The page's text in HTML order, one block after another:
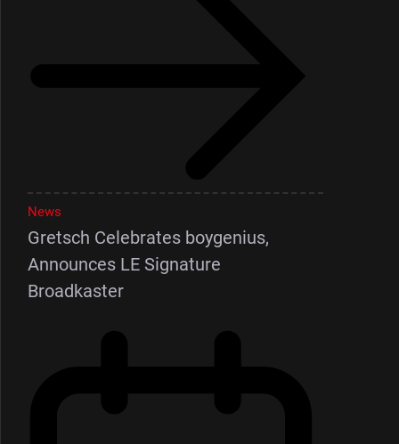
News
Gretsch Celebrates boygenius,
Announces LE Signature
Broadkaster